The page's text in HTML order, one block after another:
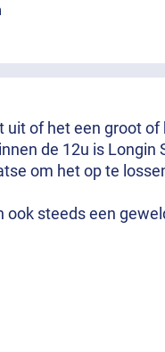
uit of het een groot of
de 12u is Longin
om het op te
ook steeds een